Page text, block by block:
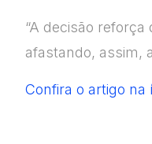
“A decisão
afastando, assim,
Confira o artigo na